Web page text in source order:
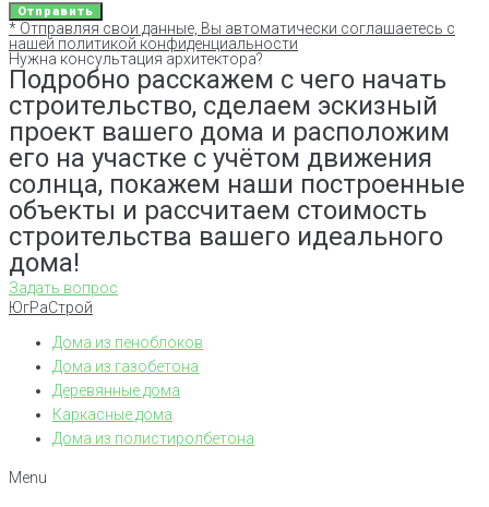
Отправить
* Отправляя свои данные, Вы автоматически соглашаетесь с
нашей политикой конфиденциальности
Нужна консультация архитектора?
Подробно расскажем с чего начать
строительство, сделаем эскизный
проект вашего дома и расположим
его на участке с учётом движения
солнца, покажем наши построенные
объекты и рассчитаем стоимость
строительства вашего идеального
дома!
Задать вопрос
ЮгРаСтрой
Дома из пеноблоков
Дома из газобетона
Деревянные дома
Каркасные дома
Дома из полистиролбетона
Menu